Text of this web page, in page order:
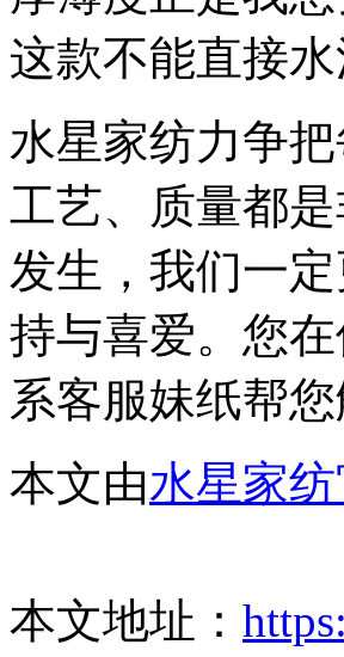
这款不能直接
水星家纺力争
工艺、质量都
发生，我们一
持与喜爱。您
系客服妹纸帮
本文由水星家纺
本文地址：